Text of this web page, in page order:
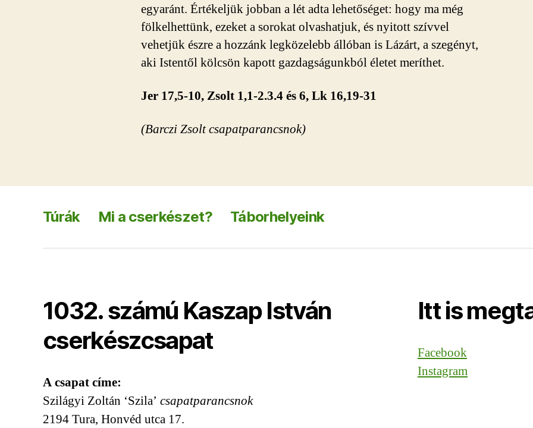
egyaránt. Értékeljük jobban a lét adta lehetőséget: hogy ma még
fölkelhettünk, ezeket a sorokat olvashatjuk, és nyitott szívvel
vehetjük észre a hozzánk legközelebb állóban is Lázárt, a szegényt,
aki Istentől kölcsön kapott gazdagságunkból életet meríthet.
Jer 17,5-10, Zsolt 1,1-2.3.4 és 6, Lk 16,19-31
(Barczi Zsolt csapatparancsnok)
Túrák Mi a cserkészet? Táborhelyeink
1032. számú Kaszap István
cserkészcsapat
A csapat címe:
Szilágyi Zoltán ‘Szila’ csapatparancsnok
2194 Tura, Honvéd utca 17.
Itt is
Facebook
Instagram